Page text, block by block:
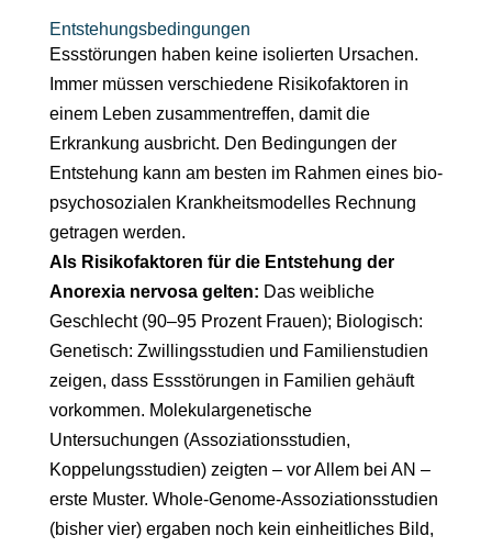
Entstehungsbedingungen
Essstörungen haben keine isolierten Ursachen.
Immer müssen verschiedene Risikofaktoren in
einem Leben zusammentreffen, damit die
Erkrankung ausbricht. Den Bedingungen der
Entstehung kann am besten im Rahmen eines bio-
psychosozialen Krankheitsmodelles Rechnung
getragen werden.
Als Risikofaktoren für die Entstehung der
Anorexia nervosa gelten: Das weibliche
Geschlecht (90–95 Prozent Frauen); Biologisch:
Genetisch: Zwillingsstudien und Familienstudien
zeigen, dass Essstörungen in Familien gehäuft
vorkommen. Molekulargenetische
Untersuchungen (Assoziationsstudien,
Koppelungsstudien) zeigten – vor Allem bei AN –
erste Muster. Whole-Genome-Assoziationsstudien
(bisher vier) ergaben noch kein einheitliches Bild,